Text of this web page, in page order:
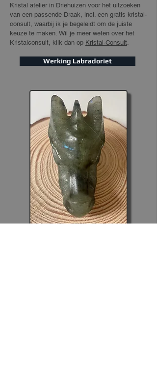
Kristal atelier in Driehuizen voor het uitzoeken
van een passende Draak, incl. een gratis kristal-
consult, waarbij ik je begeleidt om de juiste
keuze te maken. Wil je meer weten over het
Kristalconsult, klik dan op Kristal-Consult.
Werking Labradoriet